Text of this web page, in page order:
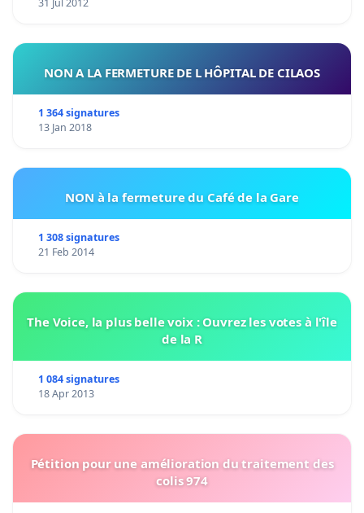
31 Jul 2012
NON A LA FERMETURE DE L HÔPITAL DE CILAOS
1 364 signatures
13 Jan 2018
NON à la fermeture du Café de la Gare
1 308 signatures
21 Feb 2014
The Voice, la plus belle voix : Ouvrez les votes à l'île
de la R
1 084 signatures
18 Apr 2013
Pétition pour une amélioration du traitement des
colis 974